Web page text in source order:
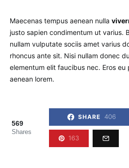
Maecenas tempus aenean nulla
justo sapien condimentum ut varius.
nullam vulputate sociis amet varius
rhoncus ante sit. Nisi nullam donec
elementum elit faucibus nec. Eros
aenean lorem.
569
Shares
SHARE 406
163